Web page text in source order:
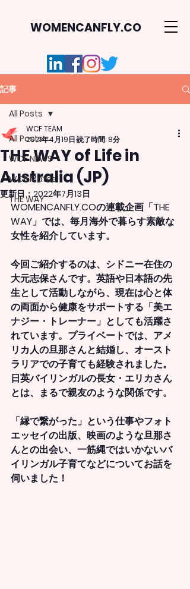
WOMENCANFLY.CO
記事
All Posts
WCF NEWS
WCF Mates!
THE WAY
All Posts
THE WAY of Life in
Australia (JP)
WCF TEAM
2021年4月19日読了時間: 8分
更新日：2022年7月13日
WOMENCANFLY.COの連載企画「THE
WAY」では、毎月海外で暮らす素敵な
女性を紹介しています。
今回ご紹介するのは、シドニー在住の
大元志保さんです。英語や日本語の先
生として活動しながら、現在は心と体
の両面から健康をサポートする「美エ
ナジー・トレーナー」としても活躍さ
れています。プライベートでは、アメ
リカ人の旦那さんと結婚し、オースト
ラリアでの子育ても経験されました。
日英バイリンガルの長女・エリカさん
とは、まるで親友のような関係です。
「縁で繋がった」という仕事やフォト
エッセイの出版、映画のような旦那さ
んとの出会い、一筋縄ではいかないバ
イリンガル子育てなどについてお話を
伺いました！